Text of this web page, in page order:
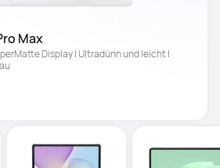
Max
Display | Ultradünn und leicht |